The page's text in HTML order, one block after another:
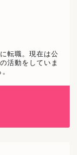
転職。現在は公
活動をしていま